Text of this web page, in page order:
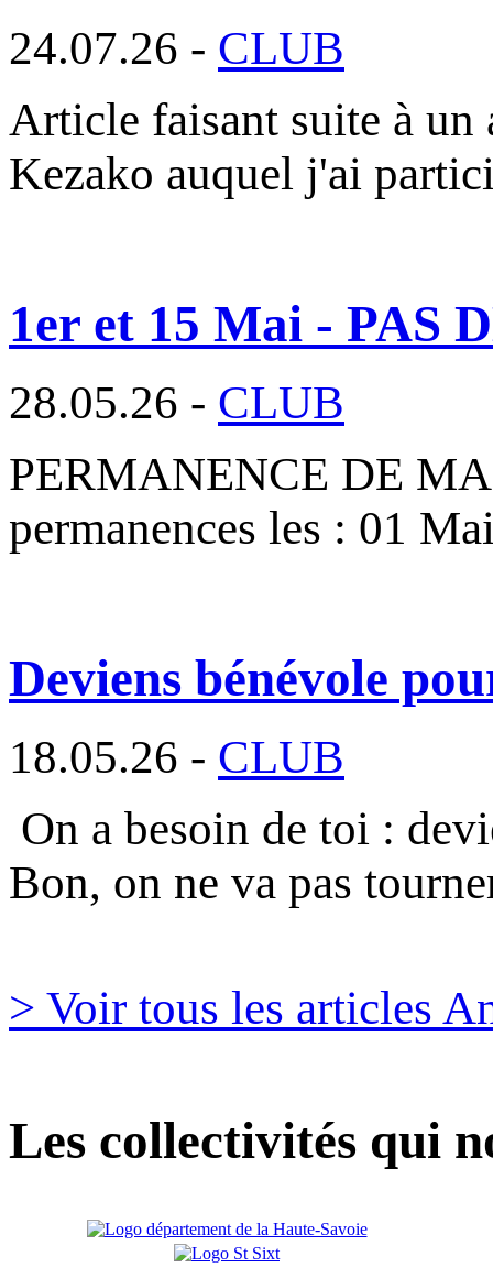
24.07.26 - CLUB
Article faisant suite à un
Kezako auquel j'ai
1er et 15 Mai - PAS
28.05.26 - CLUB
PERMANENCE DE
permanences les : 01
Deviens bénévole
18.05.26 - CLUB
On a besoin de toi :
Bon, on ne va pas
> Voir tous les articles
Les collectivités qui